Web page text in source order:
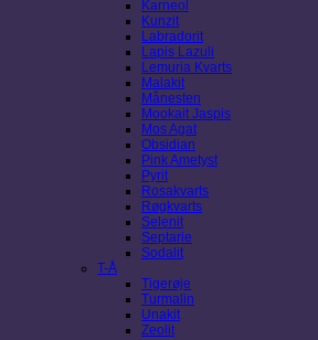
Karneol
Kunzit
Labradorit
Lapis Lazuli
Lemuria Kvarts
Malakit
Månesten
Mookait Jaspis
Mos Agat
Obsidian
Pink Ametyst
Pyrit
Rosakvarts
Røgkvarts
Selenit
Septarie
Sodalit
T-Å
Tigerøje
Turmalin
Unakit
Zeolit